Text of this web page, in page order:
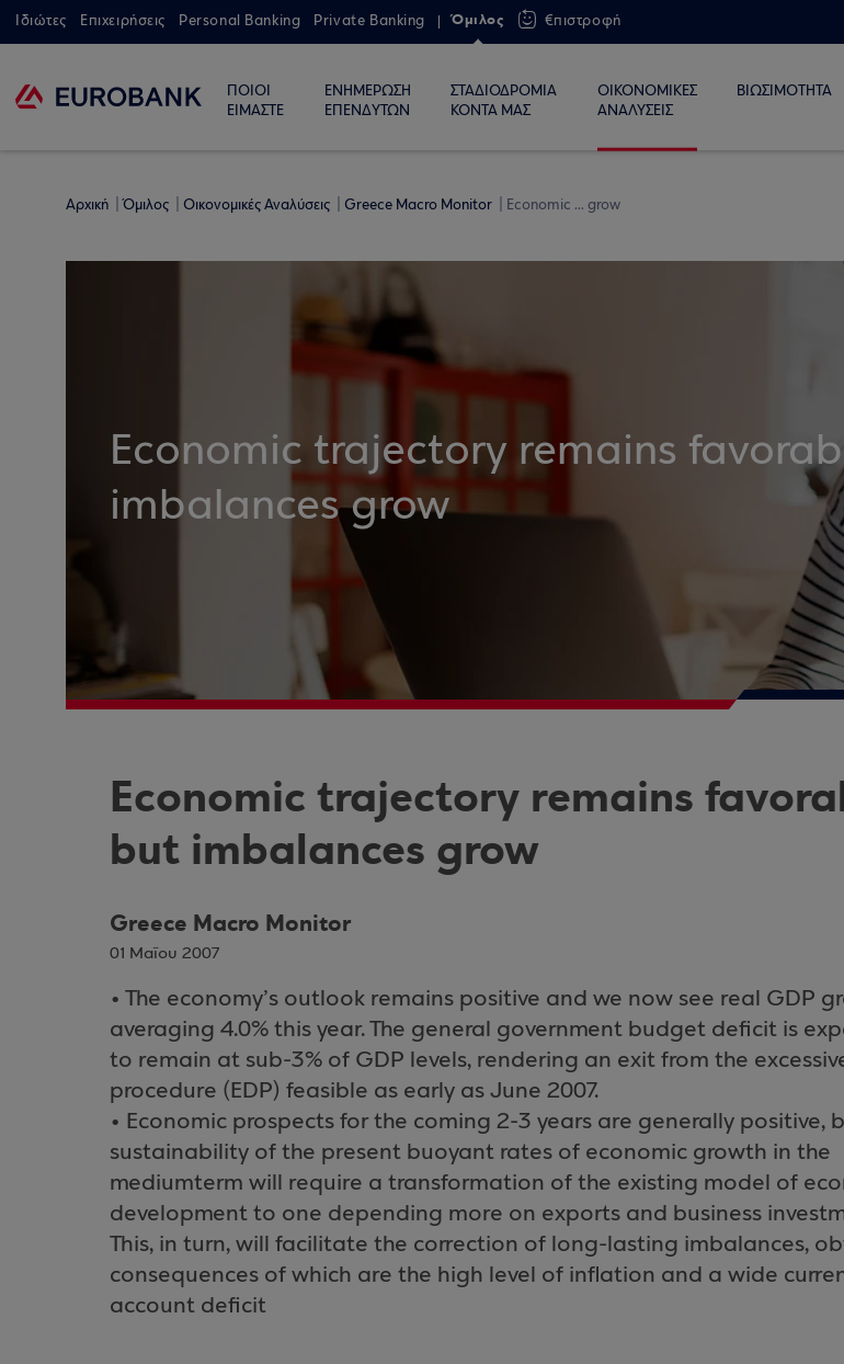
Ιδιώτες Επιχειρήσεις Personal Banking Private Banking Όμιλος €πιστροφή
ΠΟΙΟΙ
ΕΙΜΑΣΤΕ
ΕΝΗΜΕΡΩΣΗ
ΕΠΕΝΔΥΤΩΝ
ΣΤΑΔΙΟΔΡΟΜΙΑ
ΚΟΝΤΑ ΜΑΣ
ΟΙΚΟΝΟΜΙΚΕΣ
ΑΝΑΛΥΣΕΙΣ
ΒΙΩΣΙΜΟΤΗΤΑ
Αρχική Όμιλος Οικονομικές Αναλύσεις Greece Macro Monitor Economic ... grow
Economic trajectory remains
imbalances grow
Economic trajectory remains
but imbalances grow
Greece Macro Monitor
01 Μαΐου 2007
• The economy’s outlook remains positive and we now see real GDP
averaging 4.0% this year. The general government budget deficit is
to remain at sub-3% of GDP levels, rendering an exit from the
procedure (EDP) feasible as early as June 2007.
• Economic prospects for the coming 2-3 years are generally positive,
sustainability of the present buoyant rates of economic growth in the
mediumterm will require a transformation of the existing model of
development to one depending more on exports and business
This, in turn, will facilitate the correction of long-lasting imbalances,
consequences of which are the high level of inflation and a wide
account deficit